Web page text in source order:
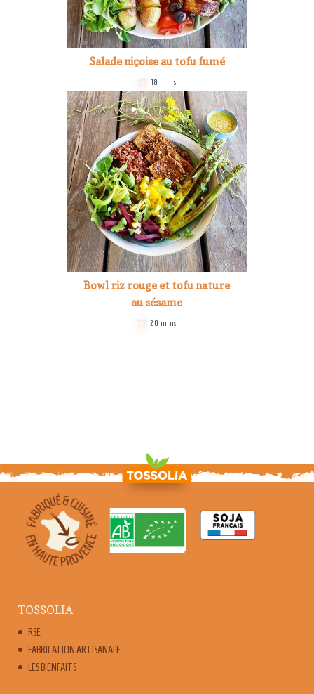
Salade niçoise au tofu fumé
18 mins
Bowl riz rouge et tofu nature
au sésame
20 mins
TOSSOLIA
RSE
FABRICATION ARTISANALE
LES BIENFAITS